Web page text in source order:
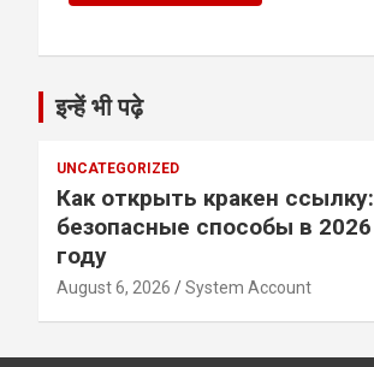
इन्हें भी पढ़े
UNCATEGORIZED
Как открыть кракен ссылку:
безопасные способы в 2026
году
August 6, 2026 System Account